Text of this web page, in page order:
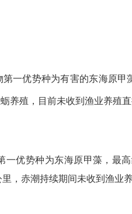
优势种为有害的东海原甲
养殖，目前未收到渔业养殖直
优势种为东海原甲藻，最高
，赤潮持续期间未收到渔业